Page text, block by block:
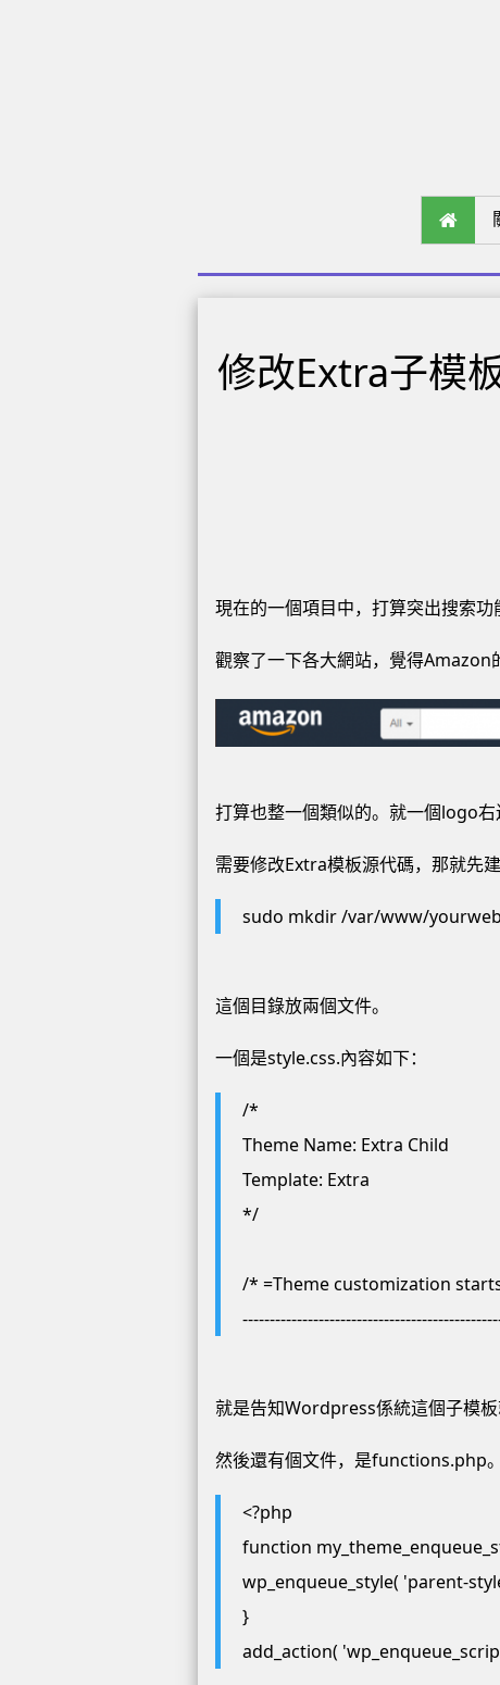
修改Extra子模
現在的一個項目中，打算突出搜索功
觀察了一下各大網站，覺得Amazon
打算也整一個類似的。就一個logo右
需要修改Extra模板源代碼，那就先
sudo mkdir /var/www/
這個目錄放兩個文件。
一個是style.css.內容如下：
/*
Theme Name: Extra Child
Template: Extra
*/
/* =Theme customization
就是告知Wordpress係統這個子模
然後還有個文件，是functions.php。
<?php
function
wp_enqueue_style( 'parent-
}
add_action(